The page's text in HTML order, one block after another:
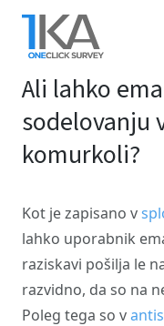
Skip
main
content
Ali lahko
sodelovanju
komurkoli?
Kot je zapisano v
lahko uporabnik
raziskavi pošilja le
razvidno, da so na
Poleg tega so v